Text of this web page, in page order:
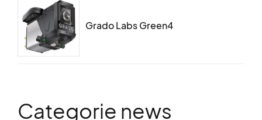
Grado Labs Green4
Categorie news